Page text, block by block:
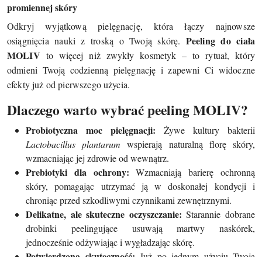
promiennej skóry
Odkryj wyjątkową pielęgnację, która łączy najnowsze
osiągnięcia nauki z troską o Twoją skórę. Peeling do ciała
MOLIV to więcej niż zwykły kosmetyk – to rytuał, który
odmieni Twoją codzienną pielęgnację i zapewni Ci widoczne
efekty już od pierwszego użycia.
Dlaczego warto wybrać peeling MOLIV?
Probiotyczna moc pielęgnacji: Żywe kultury bakterii
Lactobacillus plantarum wspierają naturalną florę skóry,
wzmacniając jej zdrowie od wewnątrz.
Prebiotyki dla ochrony: Wzmacniają barierę ochronną
skóry, pomagając utrzymać ją w doskonałej kondycji i
chroniąc przed szkodliwymi czynnikami zewnętrznymi.
Delikatne, ale skuteczne oczyszczanie: Starannie dobrane
drobinki peelingujące usuwają martwy naskórek,
jednocześnie odżywiając i wygładzając skórę.